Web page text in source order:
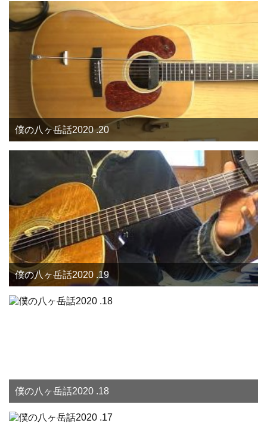
僕の八ヶ岳話2020 .20
僕の八ヶ岳話2020 .19
僕の八ヶ岳話2020 .18